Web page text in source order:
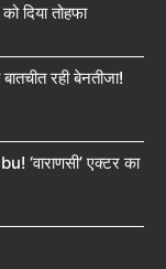
दिया तोहफा
रही बेनतीजा!
‘वाराणसी’ एक्टर का